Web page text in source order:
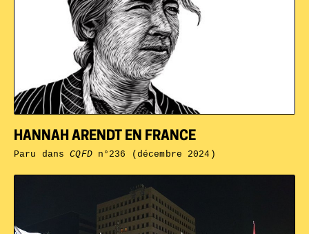
HANNAH ARENDT EN FRANCE
Paru dansCQFDn°236 (décembre 2024)